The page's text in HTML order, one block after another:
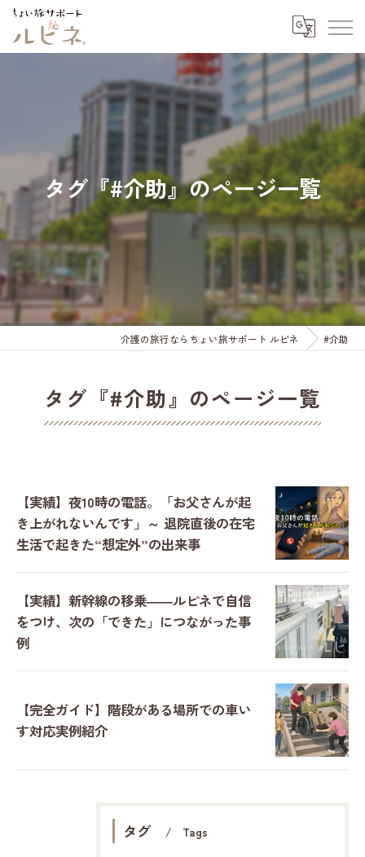
タグ『#介助』のページ一覧
介護の旅行ならちょい旅サポート ルピネ #介助
タグ『#介助』のページ一覧
【実績】夜10時の電話。「お父さんが起
き上がれないんです」～ 退院直後の在宅
生活で起きた“想定外”の出来事
【実績】新幹線の移乗――ルピネで自信
をつけ、次の「できた」につながった事
例
【完全ガイド】階段がある場所での車い
す対応実例紹介
タグ Tags